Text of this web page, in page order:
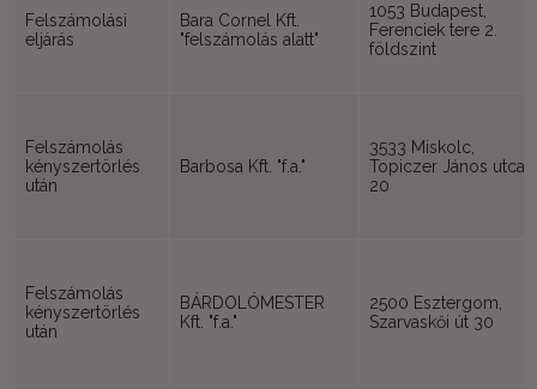
Felszámolási
eljárás
Bara Cornel Kft.
"felszámolás alatt"
1053 Budapest,
Ferenciek tere 2.
földszint
Felszámolás
kényszertörlés
után
Barbosa Kft. "f.a."
3533 Miskolc,
Topiczer János utca
20
Felszámolás
kényszertörlés
után
BÁRDOLÓMESTER
Kft. "f.a."
2500 Esztergom,
Szarvaskői út 30